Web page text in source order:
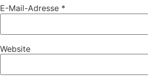
E-Mail-Adresse *
Website